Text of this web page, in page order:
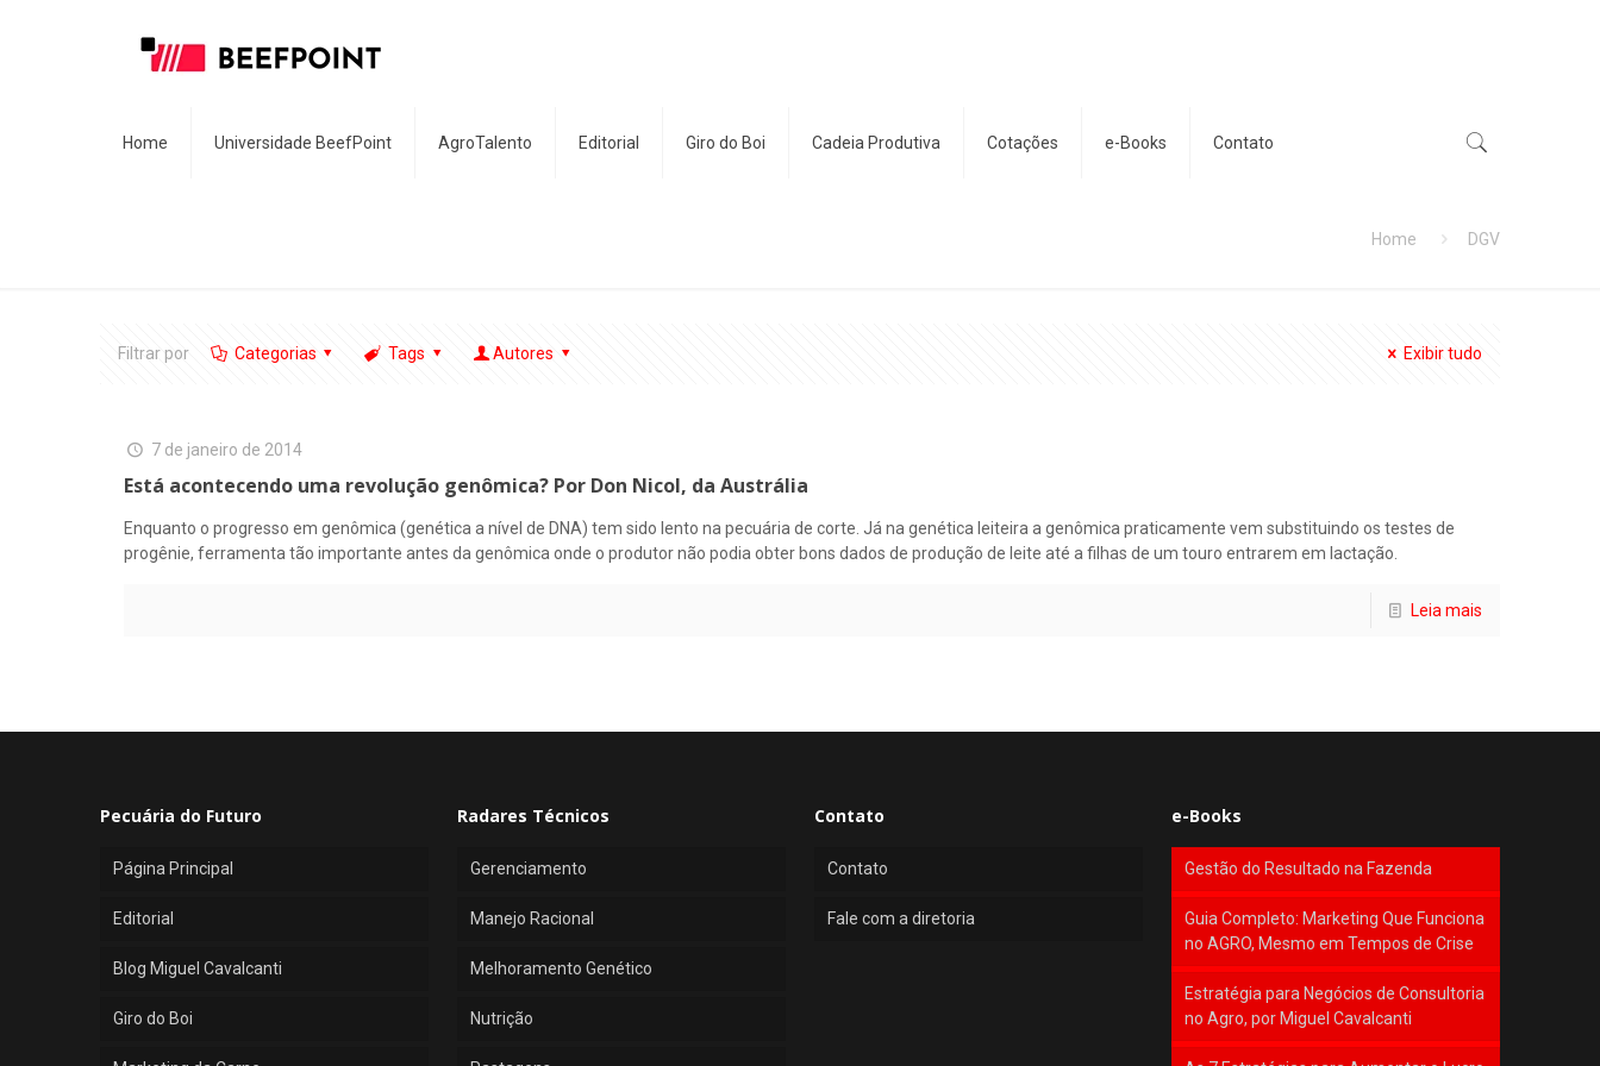
Home Universidade BeefPoint AgroTalento Editorial Giro do Boi Cadeia Produtiva Cotações e-Books Contato
Home DGV
Filtrar por Categorias Tags Autores Exibir tudo
7 de janeiro de 2014
Está acontecendo uma revolução genômica? Por Don Nicol, da Austrália
Enquanto o progresso em genômica (genética a nível de DNA) tem sido lento na pecuária de corte. Já na genética leiteira a genômica praticamente vem substituindo os testes de
progênie, ferramenta tão importante antes da genômica onde o produtor não podia obter bons dados de produção de leite até a filhas de um touro entrarem em lactação.
Leia mais
Pecuária do Futuro
Página Principal
Editorial
Blog Miguel Cavalcanti
Giro do Boi
Radares Técnicos
Gerenciamento
Manejo Racional
Melhoramento Genético
Nutrição
Contato
Contato
Fale com a diretoria
e-Books
Gestão do Resultado na Fazenda
Guia Completo: Marketing Que Funciona
no AGRO, Mesmo em Tempos de Crise
Estratégia para Negócios de Consultoria
no Agro, por Miguel Cavalcanti